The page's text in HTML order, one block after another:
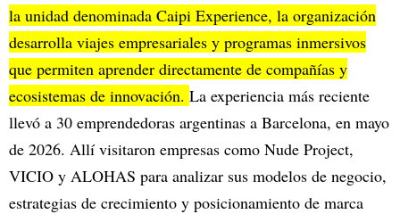
la unidad denominada Caipi Experience, la organización
desarrolla viajes empresariales y programas inmersivos
que permiten aprender directamente de compañías y
ecosistemas de innovación. La experiencia más reciente
llevó a 30 emprendedoras argentinas a Barcelona, en mayo
de 2026. Allí visitaron empresas como Nude Project,
VICIO y ALOHAS para analizar sus modelos de negocio,
estrategias de crecimiento y posicionamiento de marca